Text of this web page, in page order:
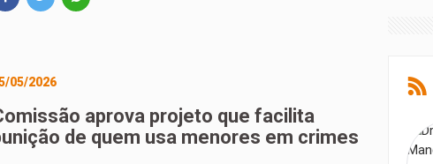
05/2026
aprova projeto que facilita
de quem usa menores em crimes